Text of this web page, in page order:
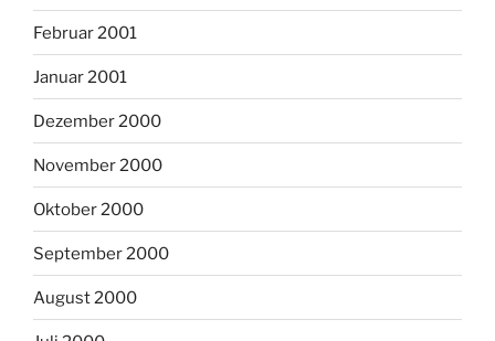
Februar 2001
Januar 2001
Dezember 2000
November 2000
Oktober 2000
September 2000
August 2000